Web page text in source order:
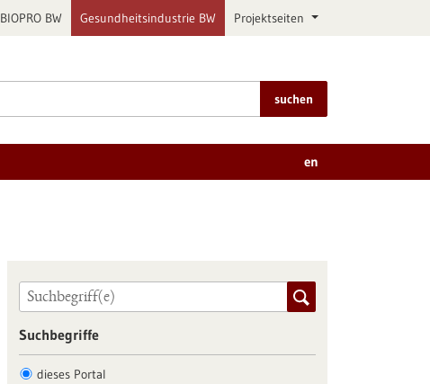
BIOPRO BW Gesundheitsindustrie BW Projektseiten
suchen
en
Suchbegriffe
dieses Portal